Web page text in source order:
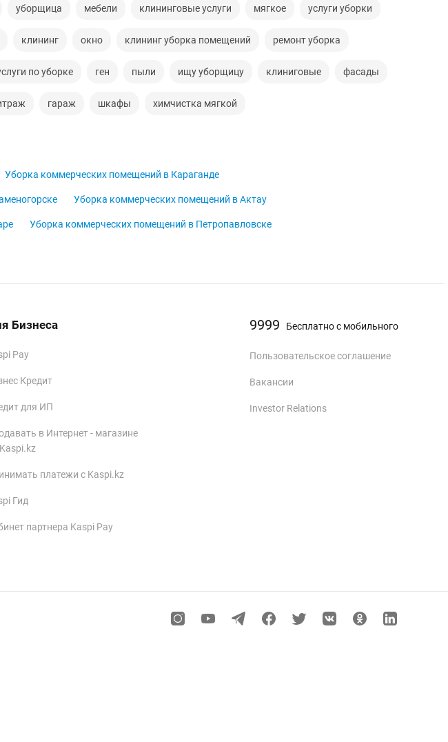
уборщица мебели клининговые услуги мягкое услуги уборки
клининг окно клининг уборка помещений ремонт уборка
по уборке ген пыли ищу уборщицу клиниговые фасады
гараж шкафы химчистка мягкой
Уборка коммерческих помещений в Караганде
Уборка коммерческих помещений в Актау
Уборка коммерческих помещений в Петропавловске
Бизнеса
Pay
Кредит
для ИП
в Интернет - магазине
платежи с Kaspi.kz
Гид
партнера Kaspi Pay
9999 Бесплатно с мобильного
Пользовательское соглашение
Вакансии
Investor Relations